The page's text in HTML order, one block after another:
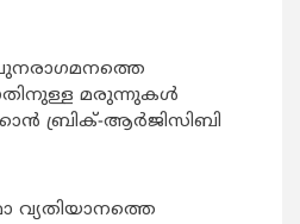
മരുന്നുകള്‍
ബ്രിക്-ആര്‍ജിസിബി
വ്യതിയാനത്തെ